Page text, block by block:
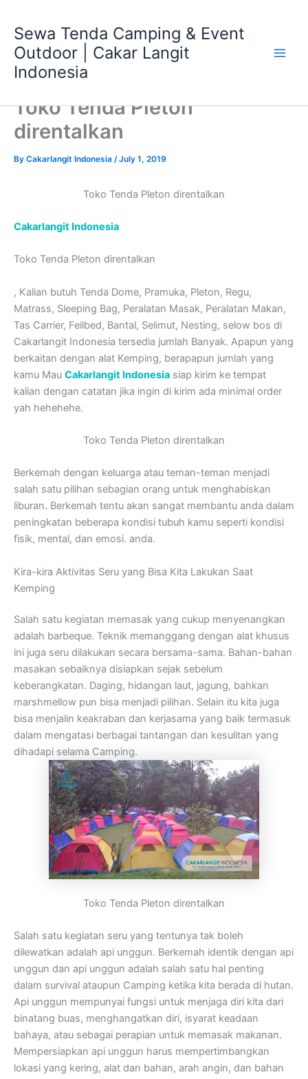
content
Sewa Tenda Camping & Event
Outdoor | Cakar Langit
Indonesia
Toko Tenda Pleton
direntalkan
By Cakarlangit Indonesia /July 1, 2019
Toko Tenda Pleton direntalkan
Cakarlangit Indonesia
Toko Tenda Pleton direntalkan
, Kalian butuh Tenda Dome, Pramuka, Pleton, Regu,
Matrass, Sleeping Bag, Peralatan Masak, Peralatan Makan,
Tas Carrier, Feilbed, Bantal, Selimut, Nesting, selow bos di
Cakarlangit Indonesia tersedia jumlah Banyak. Apapun yang
berkaitan dengan alat Kemping, berapapun jumlah yang
kamu Mau Cakarlangit Indonesia siap kirim ke tempat
kalian dengan catatan jika ingin di kirim ada minimal order
yah hehehehe.
Toko Tenda Pleton direntalkan
Berkemah dengan keluarga atau teman-teman menjadi
salah satu pilihan sebagian orang untuk menghabiskan
liburan. Berkemah tentu akan sangat membantu anda dalam
peningkatan beberapa kondisi tubuh kamu seperti kondisi
fisik, mental, dan emosi. anda.
Kira-kira Aktivitas Seru yang Bisa Kita Lakukan Saat
Kemping
Salah satu kegiatan memasak yang cukup menyenangkan
adalah barbeque. Teknik memanggang dengan alat khusus
ini juga seru dilakukan secara bersama-sama. Bahan-bahan
masakan sebaiknya disiapkan sejak sebelum
keberangkatan. Daging, hidangan laut, jagung, bahkan
marshmellow pun bisa menjadi pilihan. Selain itu kita juga
bisa menjalin keakraban dan kerjasama yang baik termasuk
dalam mengatasi berbagai tantangan dan kesulitan yang
dihadapi selama Camping.
Toko Tenda Pleton direntalkan
Salah satu kegiatan seru yang tentunya tak boleh
dilewatkan adalah api unggun. Berkemah identik dengan api
unggun dan api unggun adalah salah satu hal penting
dalam survival ataupun Camping ketika kita berada di hutan.
Api unggun mempunyai fungsi untuk menjaga diri kita dari
binatang buas, menghangatkan diri, isyarat keadaan
bahaya, atau sebagai perapian untuk memasak makanan.
Mempersiapkan api unggun harus mempertimbangkan
lokasi yang kering, alat dan bahan, arah angin, dan bahan